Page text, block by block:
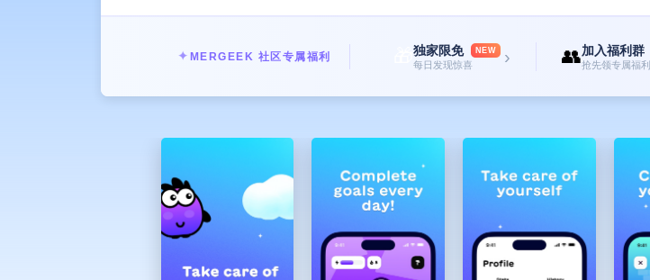
✦ MERGEEK 社区专属福利 独家限免 NEW
每日发现惊喜 › 👥加入福利群
抢先领专属福利